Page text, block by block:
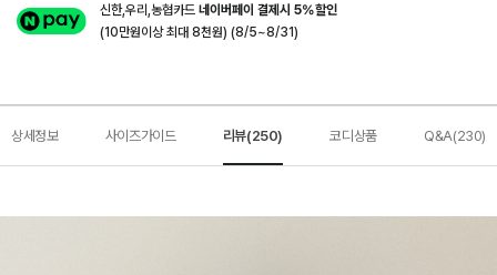
신한,우리,농협카드네이버페이 결제시 5%할인
(10만원이상 최대 8천원) (8/5~8/31)
상세정보 사이즈가이드 리뷰(250) 코디상품 Q&A(230)